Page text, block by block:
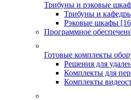
Трибуны и рэковые
Трибуны и
Рэковые шкафы
Программное
Готовые комплекты
Решения для
Комплекты для
Комплекты